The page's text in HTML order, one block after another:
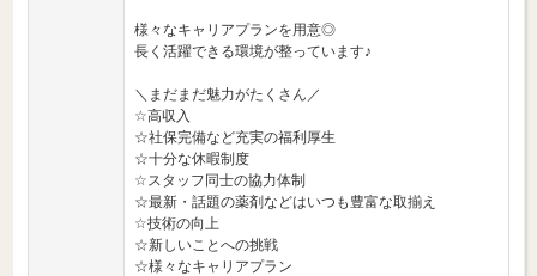
様々なキャリアプランを用意◎
長く活躍できる環境が整っています♪
＼まだまだ魅力がたくさん／
☆高収入
☆社保完備など充実の福利厚生
☆十分な休暇制度
☆スタッフ同士の協力体制
☆最新・話題の薬剤などはいつも豊富な取揃え
☆技術の向上
☆新しいことへの挑戦
☆様々なキャリアプラン